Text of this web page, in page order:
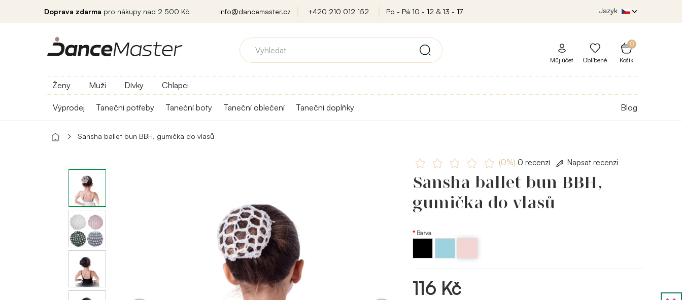
Doprava zdarma pro nákupy nad 2 500 Kč info@dancemaster.cz +420 210 012 152 Po - Pá 10 - 12 & 13 - 17 Jazyk
0
Košík
Můj účet Oblíbené
Ženy Muži Dívky Chlapci
Výprodej Taneční potřeby Taneční boty Taneční oblečení Taneční doplňky Blog
Sansha ballet bun BBH, gumička do vlasů
(0%) 0 recenzí Napsat recenzi
Sansha ballet bun BBH,
gumička do vlasů
Barva
Sansha
116 Kč